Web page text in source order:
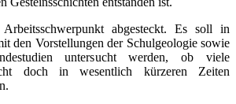
abgesteckt. Es soll in
den Vorstellungen der Schulgeologie sowie
untersucht werden, ob viele
doch in wesentlich kürzeren Zeiten